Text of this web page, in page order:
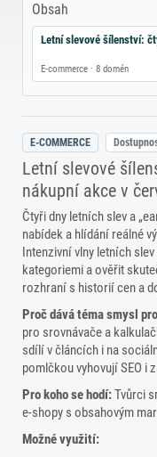
Obsah
Letní slevové šílenství:
E-commerce · 8 domén
E-COMMERCE
Letní slevové
nákupní akce v
Čtyři dny letních slev a
nabídek a hlídání reálné
Intenzivní vlny letních
kategoriemi a ověřit
rozhraní s historií cen a
Proč dává téma smysl
pro srovnávače a
sdílí v článcích i na
pomlčkou vyhovují SEO i
Pro koho se hodí:Tvůrci
e‑shopy s obsahovým
Možné využití: